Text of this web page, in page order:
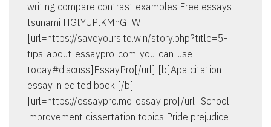
writing compare contrast examples Free essays
tsunami HGtYUPlKMnGFW
[url=https://saveyoursite.win/story.php?title=5-
tips-about-essaypro-com-you-can-use-
today#discuss]EssayPro[/url] [b]Apa citation
essay in edited book [/b]
[url=https://essaypro.me]essay pro[/url] School
improvement dissertation topics Pride prejudice